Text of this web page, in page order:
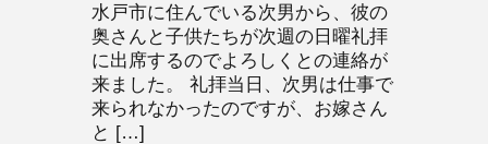
水戸市に住んでいる次男から、彼の
奥さんと子供たちが次週の日曜礼拝
に出席するのでよろしくとの連絡が
来ました。 礼拝当日、次男は仕事で
来られなかったのですが、お嫁さん
と […]